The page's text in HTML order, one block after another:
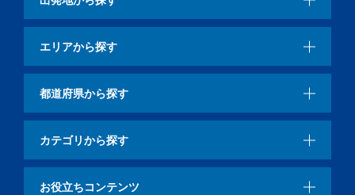
エリアから探す
都道府県から探す
カテゴリから探す
お役立ちコンテンツ